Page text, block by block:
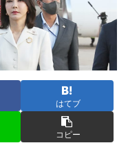
はてブ
コピー